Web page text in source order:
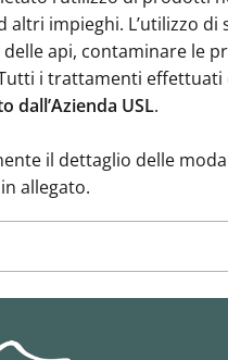
altri impieghi. L’utilizzo
api, contaminare le
i trattamenti
dall’Azienda USL.
il dettaglio delle
allegato.